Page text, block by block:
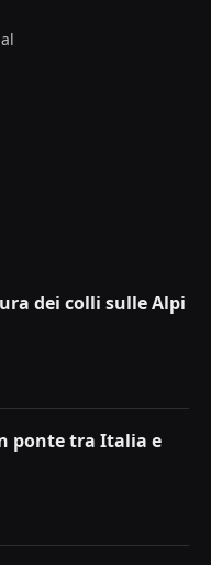
dei colli sulle Alpi
ponte tra Italia e